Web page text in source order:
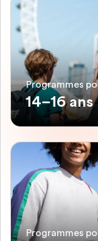
Programmes
14–16 ans
Programmes